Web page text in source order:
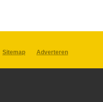
Sitemap
Adverteren